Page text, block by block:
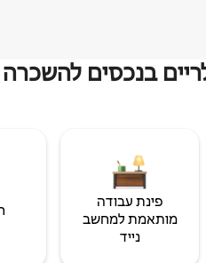
בנכסים
פינת עבודה
מותאמת למחשב
נייד